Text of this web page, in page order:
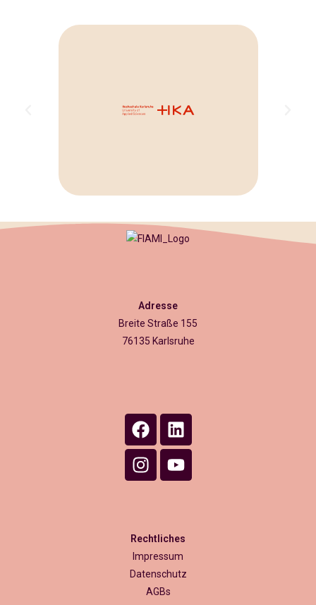
Adresse
Breite Straße 155
76135 Karlsruhe
Rechtliches
Impressum
Datenschutz
AGBs